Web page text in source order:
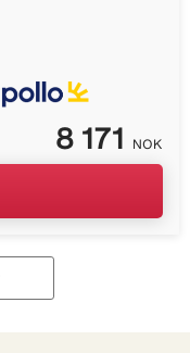
8 171 NOK